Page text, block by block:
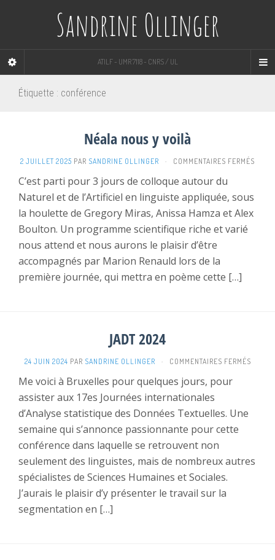
Sandrine Ollinger
ATILF - UMR 7118 - CNRS / UL
Étiquette : conférence
Néala nous y voilà
2 JUILLET 2025 PAR SANDRINE OLLINGER · COMMENTAIRES FERMÉS
C’est parti pour 3 jours de colloque autour du
Naturel et de l’Artificiel en linguiste appliquée, sous
la houlette de Gregory Miras, Anissa Hamza et Alex
Boulton. Un programme scientifique riche et varié
nous attend et nous aurons le plaisir d’être
accompagnés par Marion Renauld lors de la
première journée, qui mettra en poème cette […]
JADT 2024
24 JUIN 2024 PAR SANDRINE OLLINGER · COMMENTAIRES FERMÉSSUR
Me voici à Bruxelles pour quelques jours, pour
assister aux 17es Journées internationales
d’Analyse statistique des Données Textuelles. Une
semaine qui s’annonce passionnante pour cette
conférence dans laquelle se retrouvent non
seulement des linguistes, mais de nombreux autres
spécialistes de Sciences Humaines et Sociales.
J’aurais le plaisir d’y présenter le travail sur la
segmentation en […]